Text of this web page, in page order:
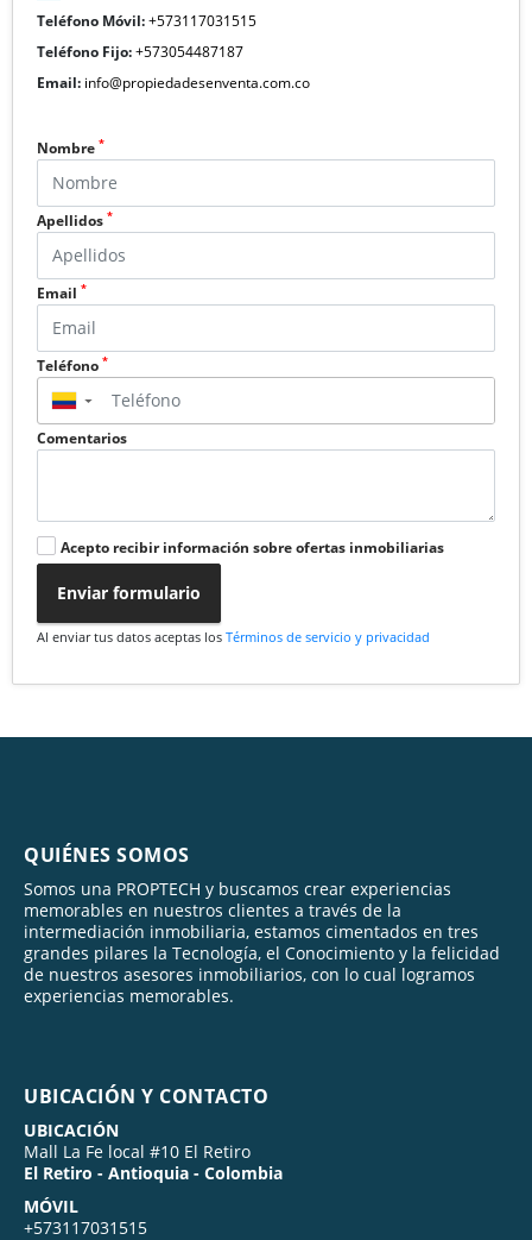
Teléfono Móvil:+573117031515
Teléfono Fijo:+573054487187
Email: info@propiedadesenventa.com.co
Nombre *
Apellidos *
Email *
Teléfono *
▼
Comentarios
Acepto recibir información sobre ofertas inmobiliarias
Enviar formulario
Al enviar tus datos aceptas los Términos de servicio y privacidad
QUIÉNES SOMOS
Somos una PROPTECH y buscamos crear experiencias
memorables en nuestros clientes a través de la
intermediación inmobiliaria, estamos cimentados en tres
grandes pilares la Tecnología, el Conocimiento y la felicidad
de nuestros asesores inmobiliarios, con lo cual logramos
experiencias memorables.
UBICACIÓN Y CONTACTO
UBICACIÓN
Mall La Fe local #10 El Retiro
El Retiro - Antioquia - Colombia
MÓVIL
+573117031515